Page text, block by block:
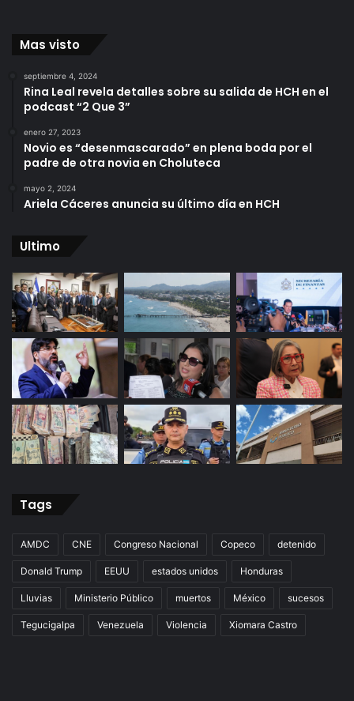
Mas visto
septiembre 4, 2024
Rina Leal revela detalles sobre su salida de HCH en el
podcast “2 Que 3”
enero 27, 2023
Novio es “desenmascarado” en plena boda por el
padre de otra novia en Choluteca
mayo 2, 2024
Ariela Cáceres anuncia su último día en HCH
Ultimo
Tags
AMDC CNE Congreso Nacional Copeco detenido
Donald Trump EEUU estados unidos Honduras
Lluvias Ministerio Público muertos México sucesos
Tegucigalpa Venezuela Violencia Xiomara Castro